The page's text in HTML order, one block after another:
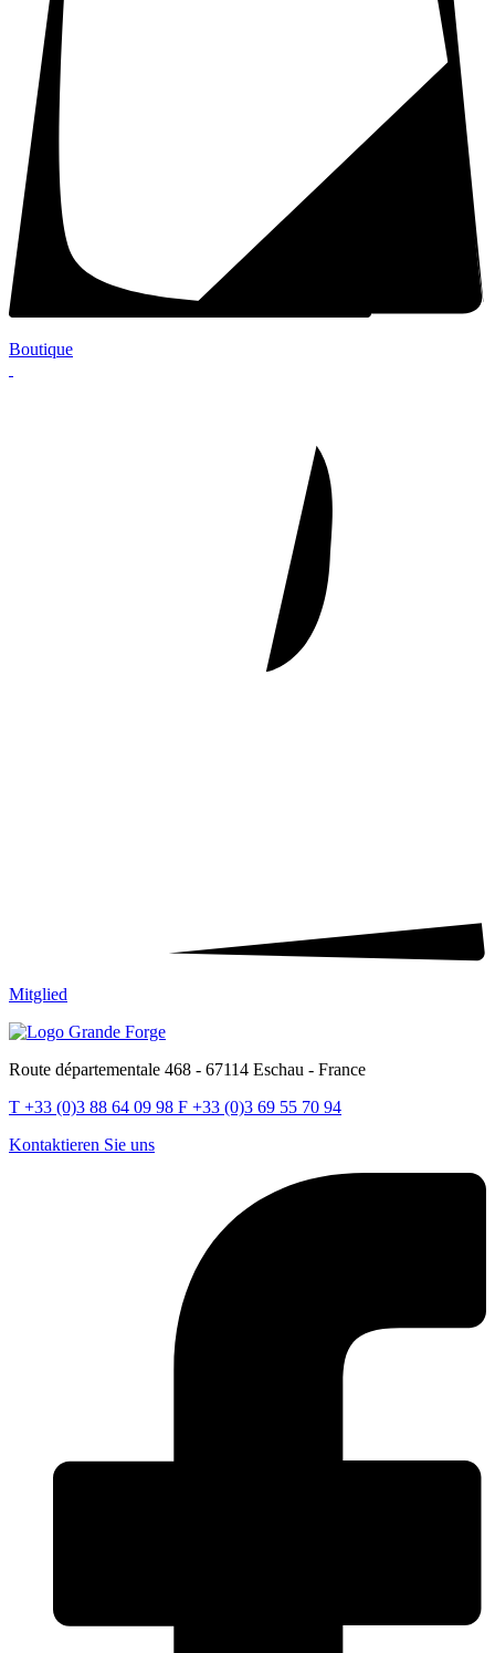
Boutique
Mitglied
Route départementale 468 - 67114 Eschau - France
T +33 (0)3 88 64 09 98 F +33 (0)3 69 55 70 94
Kontaktieren Sie uns